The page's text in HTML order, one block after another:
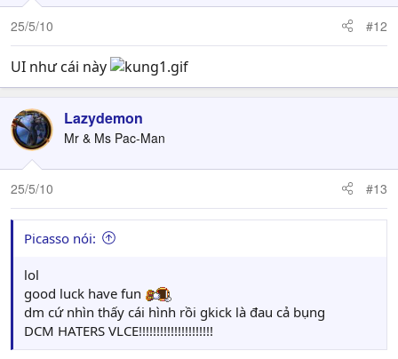
25/5/10 #12
UI như cái này
Lazydemon
Mr & Ms Pac-Man
25/5/10 #13
Picasso nói:
lol
good luck have fun
dm cứ nhìn thấy cái hình rồi gkick là đau cả bụng
DCM HATERS VLCE!!!!!!!!!!!!!!!!!!!!!